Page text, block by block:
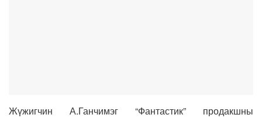
Жүжигчин А.Ганчимэг “Фантастик” продакшны